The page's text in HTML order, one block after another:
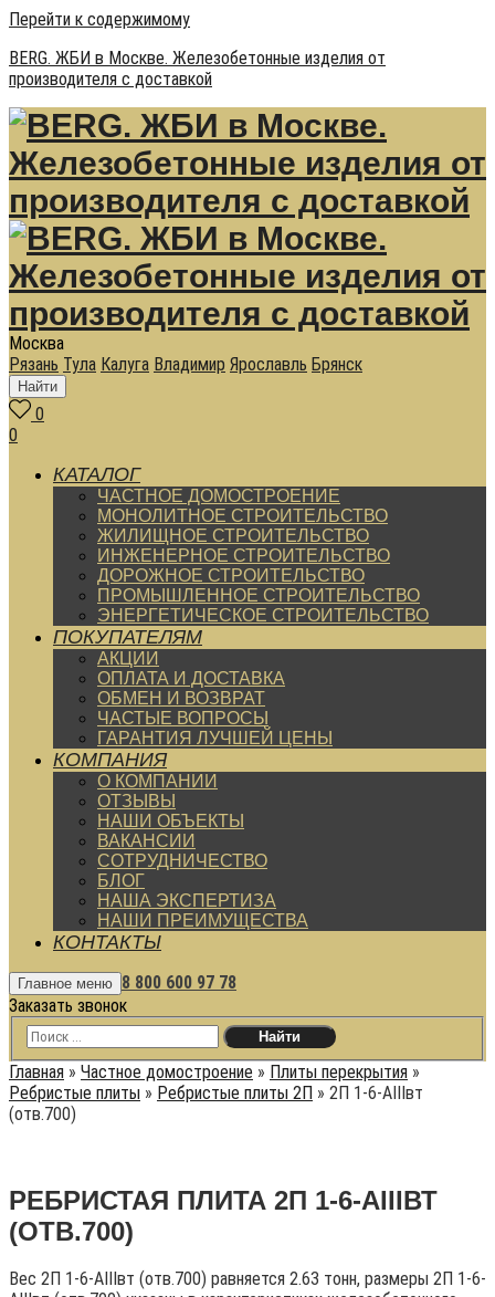
Перейти к содержимому
BERG. ЖБИ в Москве. Железобетонные изделия от
производителя с доставкой
Москва
Рязань Тула Калуга Владимир Ярославль Брянск
Найти
0
0
КАТАЛОГ
ЧАСТНОЕ ДОМОСТРОЕНИЕ
МОНОЛИТНОЕ СТРОИТЕЛЬСТВО
ЖИЛИЩНОЕ СТРОИТЕЛЬСТВО
ИНЖЕНЕРНОЕ СТРОИТЕЛЬСТВО
ДОРОЖНОЕ СТРОИТЕЛЬСТВО
ПРОМЫШЛЕННОЕ СТРОИТЕЛЬСТВО
ЭНЕРГЕТИЧЕСКОЕ СТРОИТЕЛЬСТВО
ПОКУПАТЕЛЯМ
АКЦИИ
ОПЛАТА И ДОСТАВКА
ОБМЕН И ВОЗВРАТ
ЧАСТЫЕ ВОПРОСЫ
ГАРАНТИЯ ЛУЧШЕЙ ЦЕНЫ
КОМПАНИЯ
О КОМПАНИИ
ОТЗЫВЫ
НАШИ ОБЪЕКТЫ
ВАКАНСИИ
СОТРУДНИЧЕСТВО
БЛОГ
НАША ЭКСПЕРТИЗА
НАШИ ПРЕИМУЩЕСТВА
КОНТАКТЫ
Главное меню 8 800 600 97 78
Заказать звонок
Главная » Частное домостроение » Плиты перекрытия »
Ребристые плиты » Ребристые плиты 2П » 2П 1-6-АIIIвт
(отв.700)
РЕБРИСТАЯ ПЛИТА 2П 1-6-АIIIВТ
(ОТВ.700)
Вес 2П 1-6-АIIIвт (отв.700) равняется 2.63 тонн, размеры 2П 1-6-